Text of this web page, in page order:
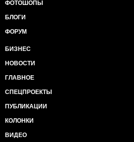
ФОТОШОПЫ
БЛОГИ
ФОРУМ
БИЗНЕС
НОВОСТИ
ГЛАВНОЕ
СПЕЦПРОЕКТЫ
ПУБЛИКАЦИИ
КОЛОНКИ
ВИДЕО